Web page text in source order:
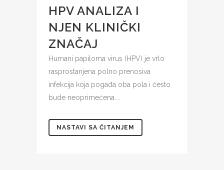
HPV ANALIZA I
NJEN KLINIČKI
ZNAČAJ
Humani papiloma virus (HPV) je vrlo
rasprostanjena polno prenosiva
infekcija koja pogađa oba pola i često
bude neoprimećena....
NASTAVI SA ČITANJEM